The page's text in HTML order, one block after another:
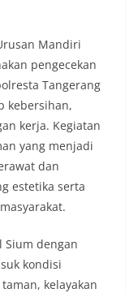
Mandiri
pengecekan
Tangerang
kebersihan,
kerja. Kegiatan
yang menjadi
dan
estetika serta
Sium dengan
kondisi
kelayakan